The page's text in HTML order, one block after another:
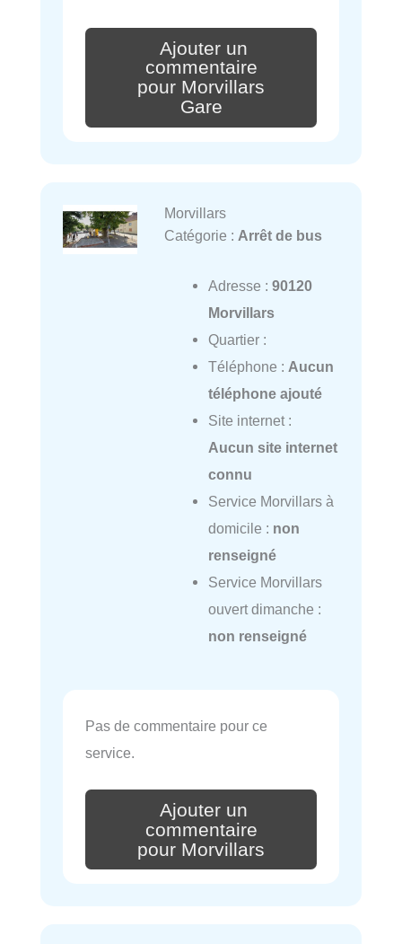
Ajouter un
commentaire
pour Morvillars
Gare
Morvillars
Catégorie : Arrêt de bus
Adresse : 90120
Morvillars
Quartier :
Téléphone : Aucun
téléphone ajouté
Site internet :
Aucun site internet
connu
Service Morvillars à
domicile : non
renseigné
Service Morvillars
ouvert dimanche :
non renseigné
Pas de commentaire pour ce
service.
Ajouter un
commentaire
pour Morvillars